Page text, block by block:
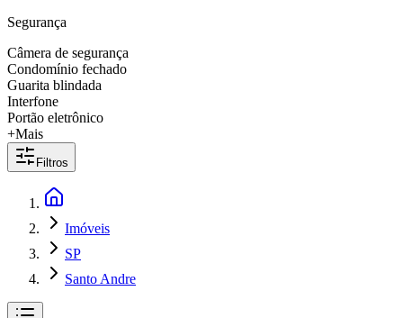
Segurança
Câmera de segurança
Condomínio fechado
Guarita blindada
Interfone
Portão eletrônico
+Mais
Filtros
Imóveis
SP
Santo Andre